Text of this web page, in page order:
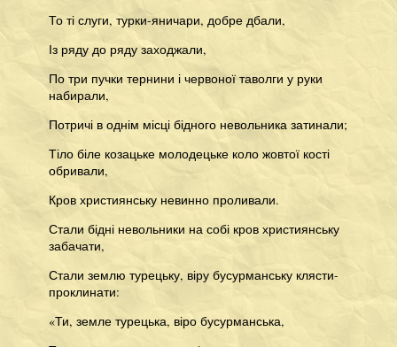
То ті слуги, турки-яничари, добре дбали,
Із ряду до ряду заходжали,
По три пучки тернини і червоної таволги у руки
набирали,
Потричі в однім місці бідного невольника затинали;
Тіло біле козацьке молодецьке коло жовтої кості
обривали,
Кров християнську невинно проливали.
Стали бідні невольники на собі кров християнську
забачати,
Стали землю турецьку, віру бусурманську клясти-
проклинати:
«Ти, земле турецька, віро бусурманська,